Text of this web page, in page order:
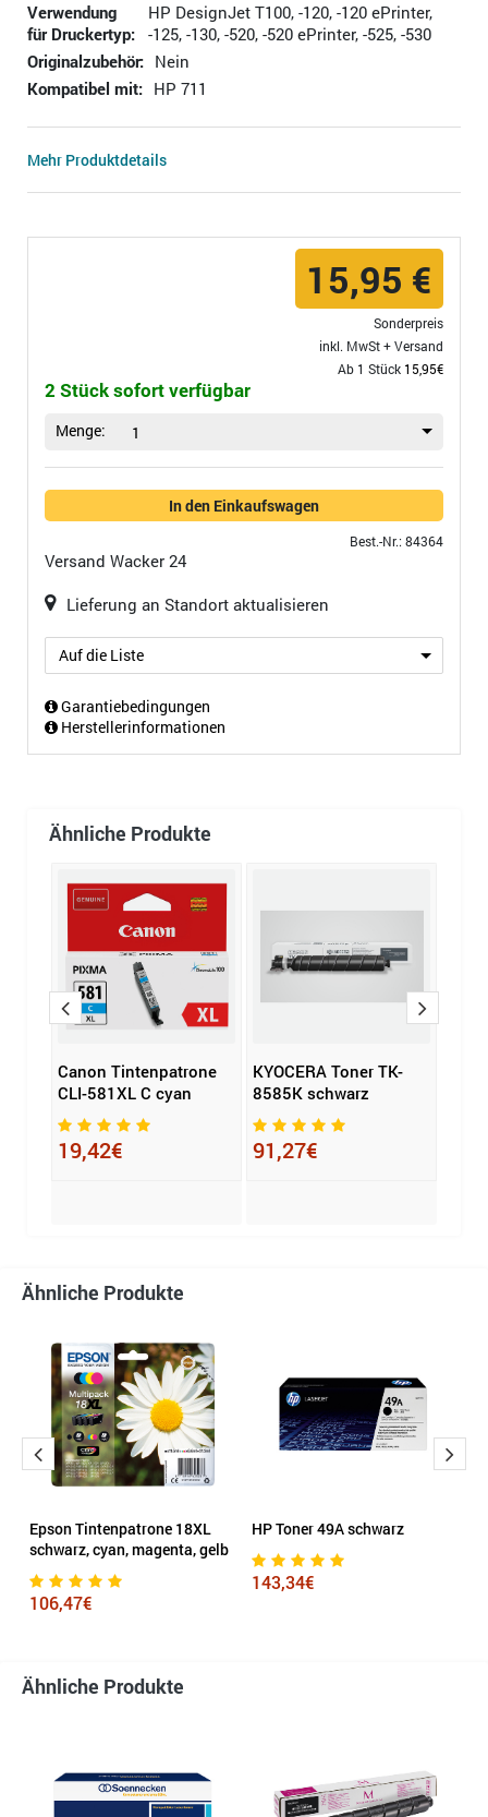
Verwendung
für Druckertyp:
HP DesignJet T100, -120, -120 ePrinter,
-125, -130, -520, -520 ePrinter, -525, -530
Originalzubehör: Nein
Kompatibel mit: HP 711
Mehr Produktdetails
15,95 €
Sonderpreis
inkl. MwSt +Versand
Ab 1 Stück 15,95€
2 Stück sofort verfügbar
Menge: 1
In den Einkaufswagen
Best.-Nr.: 84364
Versand Wacker 24
Lieferung an Standort aktualisieren
Auf die Liste
Garantiebedingungen
Herstellerinformationen
Ähnliche Produkte
Canon Tintenpatrone
CLI-581XL C cyan
19,42€
KYOCERA Toner TK-
8585K schwarz
91,27€
Ähnliche Produkte
Epson Tintenpatrone 18XL
schwarz, cyan, magenta, gelb
106,47€
HP Toner 49A schwarz
143,34€
Ähnliche Produkte